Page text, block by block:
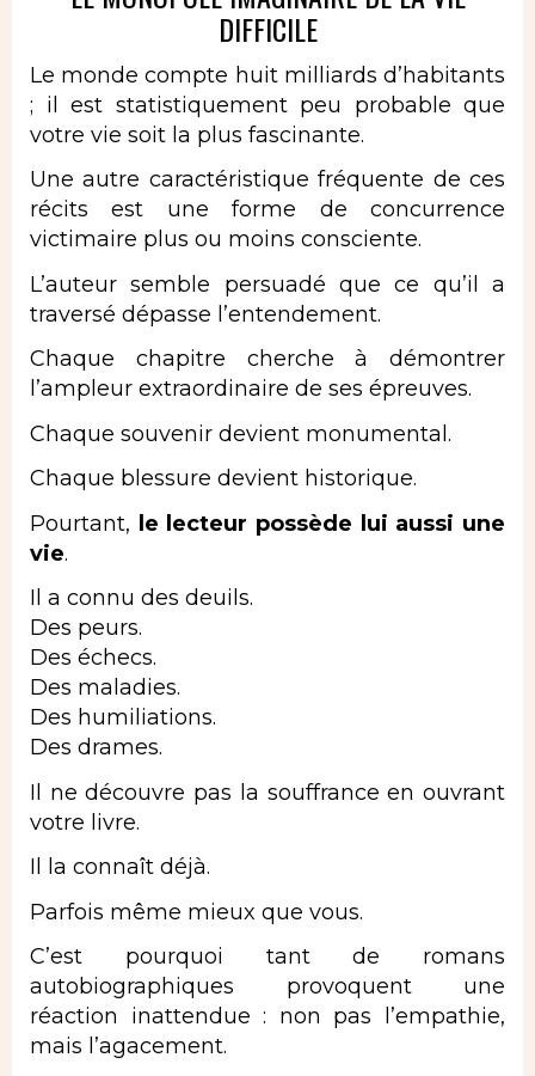
DIFFICILE
Le monde compte huit milliards d’habitants
; il est statistiquement peu probable que
votre vie soit la plus fascinante.
Une autre caractéristique fréquente de ces
récits est une forme de concurrence
victimaire plus ou moins consciente.
L’auteur semble persuadé que ce qu’il a
traversé dépasse l’entendement.
Chaque chapitre cherche à démontrer
l’ampleur extraordinaire de ses épreuves.
Chaque souvenir devient monumental.
Chaque blessure devient historique.
Pourtant,
le lecteur possède lui aussi une
vie.
Il a connu des deuils.
Des peurs.
Des échecs.
Des maladies.
Des humiliations.
Des drames.
Il ne découvre pas la souffrance en ouvrant
votre livre.
Il la connaît déjà.
Parfois même mieux que vous.
C’est pourquoi tant de romans
autobiographiques provoquent une
réaction inattendue : non pas l’empathie,
mais l’agacement.